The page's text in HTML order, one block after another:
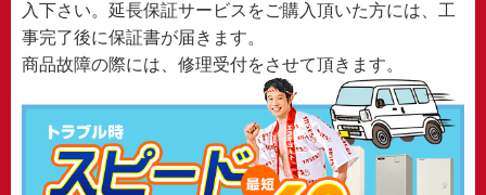
入下さい。延長保証サービスをご購入頂いた方には、工
事完了後に保証書が届きます。
商品故障の際には、修理受付をさせて頂きます。